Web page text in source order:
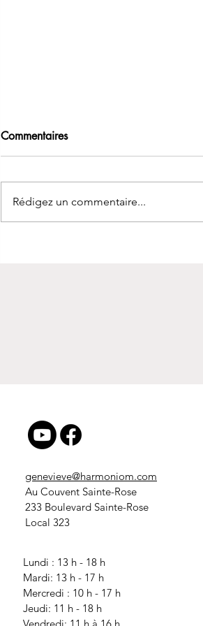
Commentaires
Rédigez un commentaire...
genevieve@harmoniom.com
Au Couvent Sainte-Rose
233 Boulevard Sainte-Rose
Local 323
Lundi : 13 h - 18 h
Mardi: 13 h - 17 h
Mercredi : 10 h - 17 h
Jeudi: 11 h - 18 h
Vendredi: 11 h à 16 h